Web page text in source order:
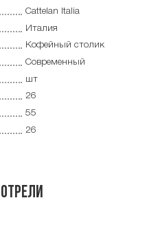
Cattelan Italia
Италия
Кофейный столик
Современный
шт
26
55
26